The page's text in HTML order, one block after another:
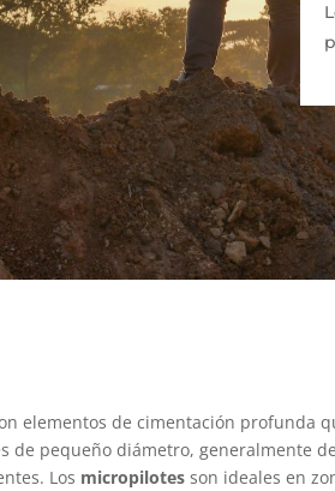
elementos de cimentación profunda
de pequeño diámetro, generalmente
Los micropilotes son ideales en